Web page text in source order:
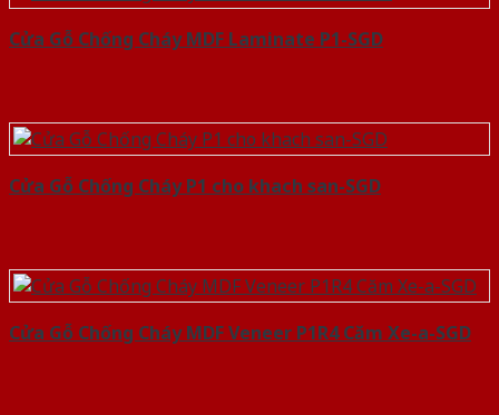
Cửa Gỗ Chống Cháy MDF Laminate P1-SGD
Cửa Gỗ Chống Cháy P1 cho khach san-SGD
Cửa Gỗ Chống Cháy MDF Veneer P1R4 Căm Xe-a-SGD